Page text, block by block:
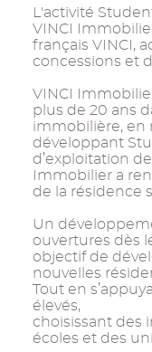
L'activité
VINCI
français VINCI,
concessions et
VINCI
plus de 20 ans
immobilière, en
développant
d’exploitation
Immobilier a
de la résidence
Un
ouvertures dès
objectif de
nouvelles
Tout en
élevés,
choisissant des
écoles et des